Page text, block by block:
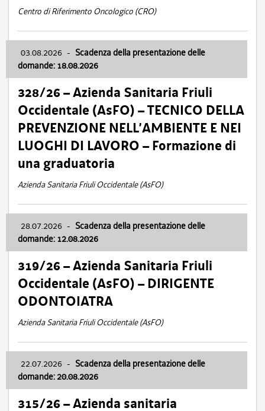
Centro di Riferimento Oncologico (CRO)
03.08.2026 - Scadenza della presentazione delle
domande: 18.08.2026
328/26 – Azienda Sanitaria Friuli
Occidentale (AsFO) – TECNICO DELLA
PREVENZIONE NELL’AMBIENTE E NEI
LUOGHI DI LAVORO – Formazione di
una graduatoria
Azienda Sanitaria Friuli Occidentale (AsFO)
28.07.2026 - Scadenza della presentazione delle
domande: 12.08.2026
319/26 – Azienda Sanitaria Friuli
Occidentale (AsFO) – DIRIGENTE
ODONTOIATRA
Azienda Sanitaria Friuli Occidentale (AsFO)
22.07.2026 - Scadenza della presentazione delle
domande: 20.08.2026
315/26 – Azienda sanitaria